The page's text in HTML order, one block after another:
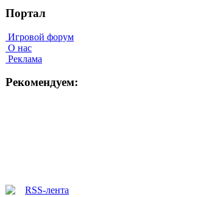
Портал
Игровой форум
О нас
Реклама
Рекомендуем: